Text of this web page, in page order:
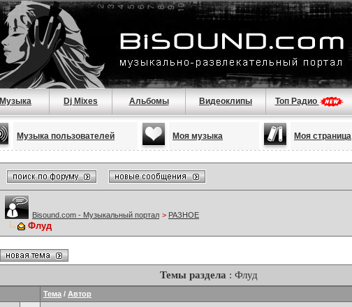
Музыка Dj Mixes Альбомы Видеоклипы Топ Радио
Музыка пользователей Моя музыка Моя страница
Bisound.com - Музыкальный портал > РАЗНОЕ
Флуд
Темы раздела : Флуд
Тема / Автор